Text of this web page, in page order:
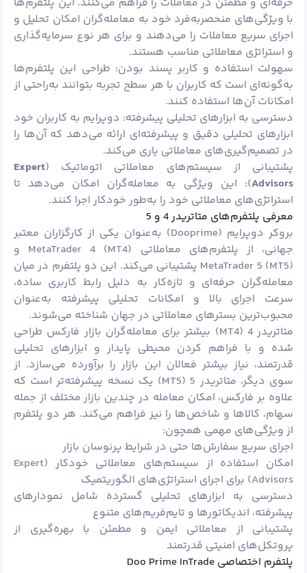
با ویژگی‌های منحصربه‌فرد خود به معامله‌گران امکان تحلیل و
اجرای سریع معاملات را می‌دهند و برای هر نوع سرمایه‌گذاری
و استراتژی معاملاتی مناسب هستند.
سهولت استفاده و کاربر پسند بودن: طراحی این پلتفرم‌ها
به‌گونه‌ای است که کاربران با هر سطح تجربه بتوانند به‌راحتی از
امکانات آن‌ها استفاده کنند.
دسترسی به ابزارهای تحلیلی پیشرفته: دوپرایم به کاربران خود
ابزارهای تحلیلی دقیق و پیشرفته‌ای ارائه می‌دهد که آن‌ها را
در تصمیم‌گیری‌های معاملاتی یاری می‌کند.
پشتیبانی از سیستم‌های معاملاتی اتوماتیک (Expert
Advisors): این ویژگی به معامله‌گران امکان می‌دهد تا
استراتژی‌های معاملاتی خود را به‌طور خودکار اجرا کنند.
معرفی پلتفرم‌های متاتریدر 4 و 5
بروکر دوپرایم (Dooprime) به‌عنوان یکی از کارگزاران معتبر
جهانی، از پلتفرم‌های معاملاتی MetaTrader 4 (MT4) و
MetaTrader 5 (MT5) پشتیبانی می‌کند. این دو پلتفرم در میان
معامله‌گران حرفه‌ای و تازه‌کار به دلیل رابط کاربری ساده،
سرعت اجرای بالا و امکانات تحلیلی پیشرفته به‌عنوان
محبوب‌ترین بسترهای معاملاتی در جهان شناخته می‌شوند.
متاتریدر 4 (MT4) بیشتر برای معامله‌گران بازار فارکس طراحی
شده و با فراهم کردن محیطی پایدار و ابزارهای تحلیلی
قدرتمند، نیاز بیشتر فعالان این بازار را برآورده می‌سازد. از
سوی دیگر، متاتریدر 5 (MT5) یک نسخه پیشرفته‌تر است که
علاوه بر فارکس، امکان معامله در چندین بازار مختلف از جمله
سهام، کالاها و شاخص‌ها را نیز فراهم می‌کند. هر دو پلتفرم
از ویژگی‌های مهمی همچون:
اجرای سریع سفارش‌ها حتی در شرایط پرنوسان بازار
امکان استفاده از سیستم‌های معاملاتی خودکار (Expert
Advisors) برای اجرای استراتژی‌های الگوریتمیک
دسترسی به ابزارهای تحلیلی گسترده شامل نمودارهای
پیشرفته، اندیکاتورها و تایم‌فریم‌های متنوع
پشتیبانی از معاملاتی ایمن و مطمئن با بهره‌گیری از
پروتکل‌های امنیتی قدرتمند
پلتفرم اختصاصی Doo Prime InTrade